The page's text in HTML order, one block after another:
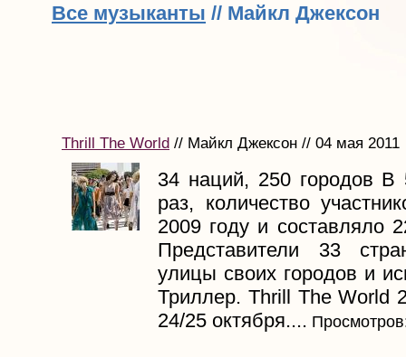
Все музыканты // Майкл Джексон
Thrill The World // Майкл Джексон // 04 мая 2011
34 наций, 250 городов В
раз, количество
2009 году и составляло
Представители 33
улицы своих городов и
Триллер. Thrill The World
24/25 октября....